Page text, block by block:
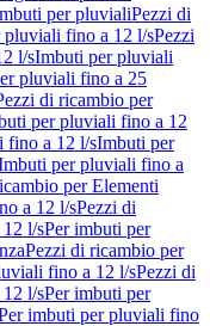
per pluvialiPezzi di
pluviali fino a 12 l/sPezzi
l/sImbuti per pluviali
pluviali fino a 25
di ricambio per
per pluviali fino a 12
fino a 12 l/sImbuti per
per pluviali fino a
per Elementi
a 12 l/sPezzi di
l/sPer imbuti per
Pezzi di ricambio per
fino a 12 l/sPezzi di
l/sPer imbuti per
imbuti per pluviali fino